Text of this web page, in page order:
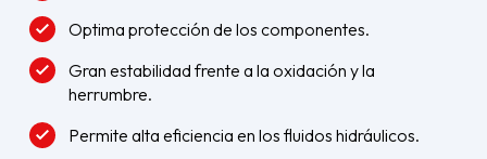
Optima protección de los componentes.
Gran estabilidad frente a la oxidación y la
herrumbre.
Permite alta eficiencia en los fluidos hidráulicos.